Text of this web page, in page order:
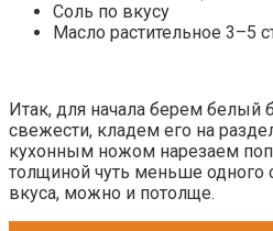
Соль по вкусу
Масло растительное 3–5
Итак, для начала берем белый
свежести, кладем его на
кухонным ножом нарезаем
толщиной чуть меньше одного
вкуса, можно и потолще.